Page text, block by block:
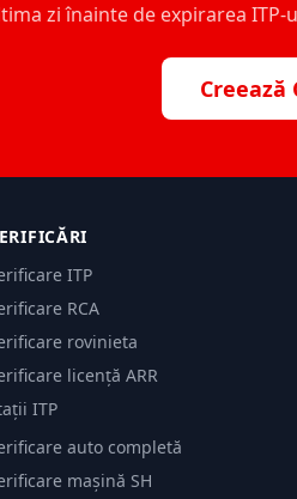
zi înainte de expirarea ITP-
ITP
RCA
rovinieta
licență ARR
ITP
auto completă
mașină SH